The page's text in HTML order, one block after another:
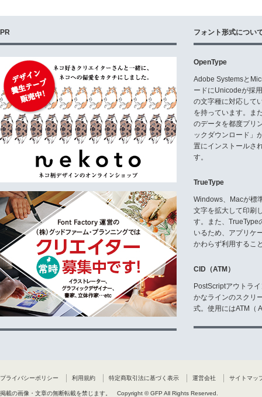
PR フォント形式につい
OpenType
Adobe Systemsと
ードにUnicodeが採
の文字種に対応して
を持っています。ま
のデータを都度プリ
ックダウンロード」
置にインストールさ
す。
TrueType
Windows、Macが標
文字を拡大して印刷
す。また、TrueType
いるため、アプリケ
かわらず利用するこ
CID（ATM）
PostScriptアウトラ
かなラインのスクリ
式。使用にはATM（
プライバシーポリシー 利用規約 特定商取引法に基づく表示 運営会社 サイトマッ
掲載の画像・文章の無断転載を禁じます。 Copyright © GFP All Rights Reserved.